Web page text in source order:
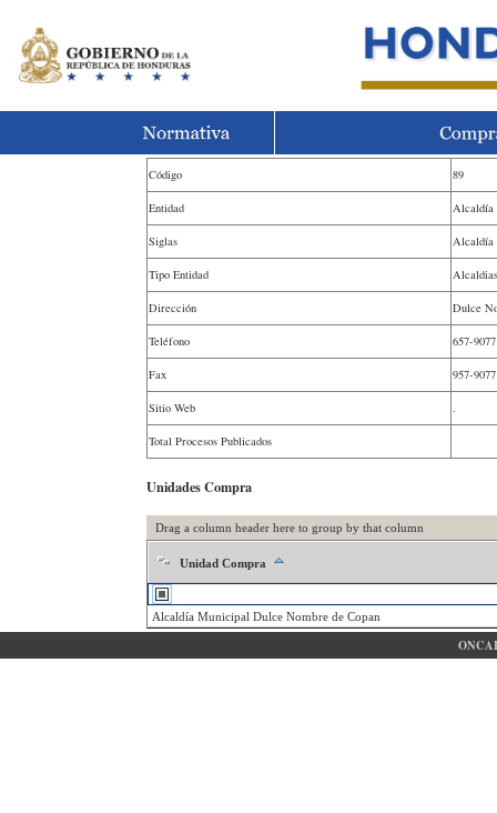
Código 89
Entidad Alcaldía
Siglas Alcaldía
Tipo Entidad Alcaldias
Dirección Dulce
Teléfono 657-9077
Fax 957-9077
Sitio Web .
Total Procesos Publicados
Unidades Compra
Drag a column header here to group by that column
Unidad Compra
Alcaldía Municipal Dulce Nombre de Copan